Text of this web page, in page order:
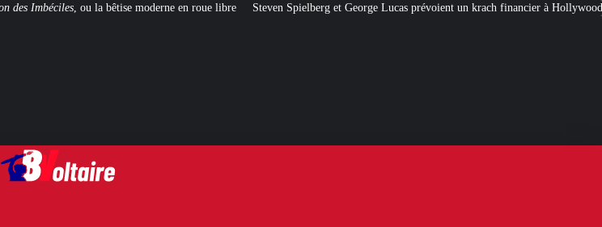
moderne en roue libre Steven Spielberg et George Lucas prévoient un krach financier à Hollywood [QUIZ] Citations